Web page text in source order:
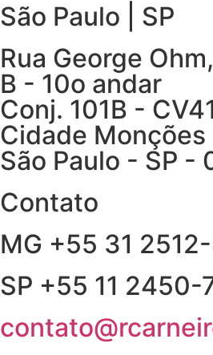
São Paulo | SP
Rua George
B - 10o andar
Conj. 101B -
Cidade Monções
São Paulo - SP
Contato
MG +55 31
SP +55 11 2450-